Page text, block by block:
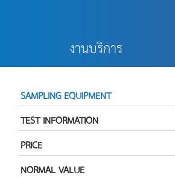
งานบริการ
SAMPLING EQUIPMENT
TEST INFORMATION
PRICE
NORMAL VALUE